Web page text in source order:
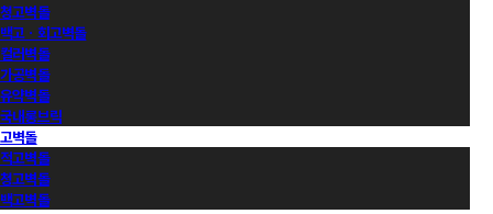
청고벽돌
백고ㆍ회고벽돌
컬러벽돌
가공벽돌
유약벽돌
국내롱브릭
고벽돌
적고벽돌
청고벽돌
백고벽돌